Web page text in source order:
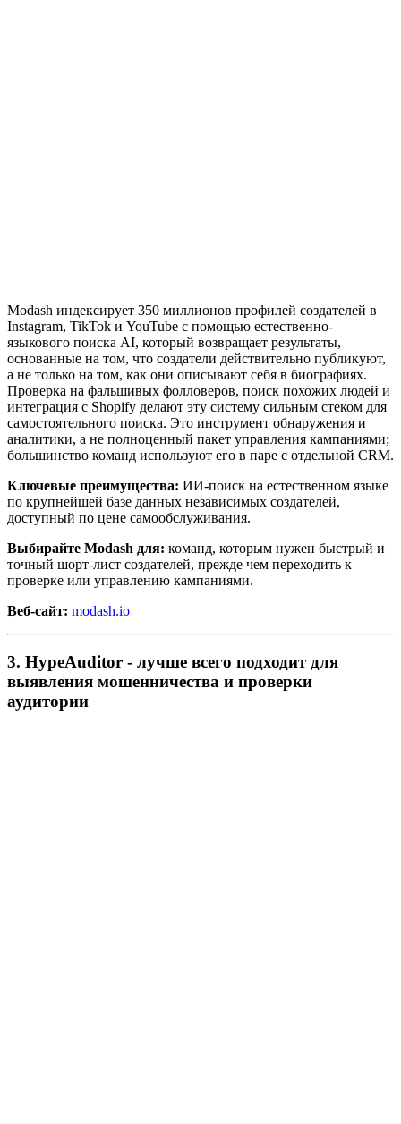
Modash индексирует 350 миллионов профилей создателей в
Instagram, TikTok и YouTube с помощью естественно-
языкового поиска AI, который возвращает результаты,
основанные на том, что создатели действительно публикуют,
а не только на том, как они описывают себя в биографиях.
Проверка на фальшивых фолловеров, поиск похожих людей и
интеграция с Shopify делают эту систему сильным стеком для
самостоятельного поиска. Это инструмент обнаружения и
аналитики, а не полноценный пакет управления кампаниями;
большинство команд используют его в паре с отдельной CRM.
Ключевые преимущества: ИИ-поиск на естественном языке
по крупнейшей базе данных независимых создателей,
доступный по цене самообслуживания.
Выбирайте Modash для: команд, которым нужен быстрый и
точный шорт-лист создателей, прежде чем переходить к
проверке или управлению кампаниями.
Веб-сайт: modash.io
3. HypeAuditor - лучше всего подходит для
выявления мошенничества и проверки
аудитории